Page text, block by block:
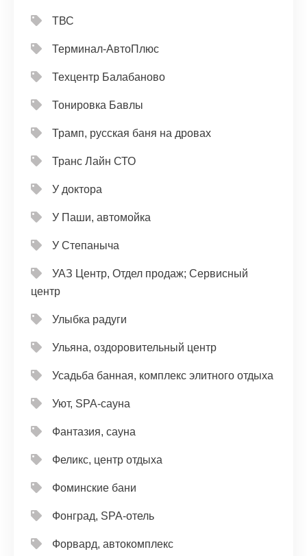
ТВС
Терминал-АвтоПлюс
Техцентр Балабаново
Тонировка Бавлы
Трамп, русская баня на дровах
Транс Лайн СТО
У доктора
У Паши, автомойка
У Степаныча
УАЗ Центр, Отдел продаж; Сервисный
центр
Улыбка радуги
Ульяна, оздоровительный центр
Усадьба банная, комплекс элитного отдыха
Уют, SPA-сауна
Фантазия, сауна
Феликс, центр отдыха
Фоминские бани
Фонград, SPA-отель
Форвард, автокомплекс